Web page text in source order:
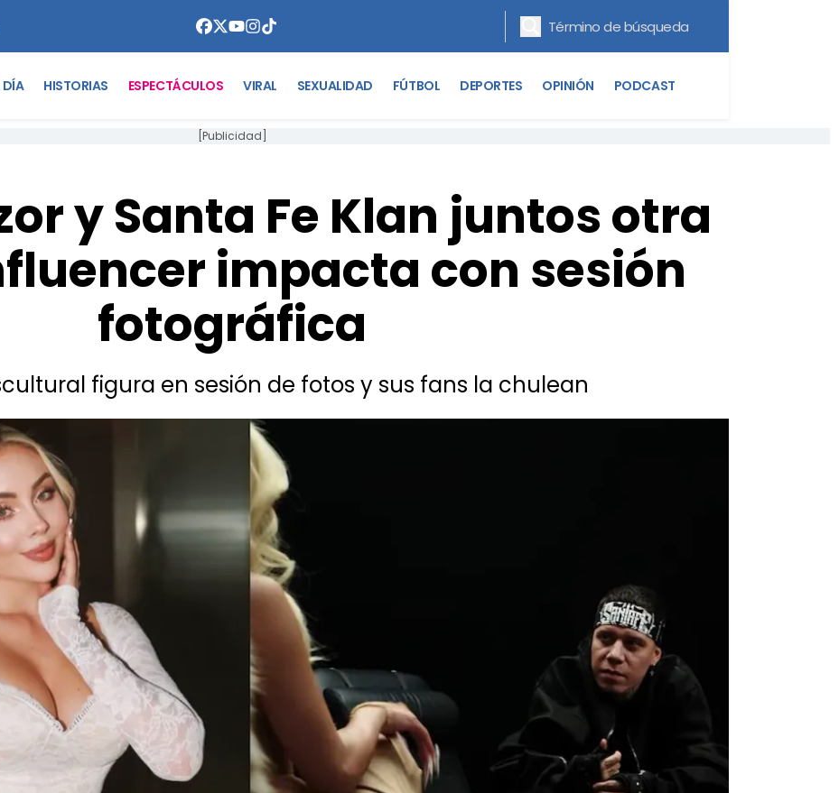
DÍA HISTORIAS ESPECTÁCULOS VIRAL SEXUALIDAD FÚTBOL DEPORTES OPINIÓN PODCAST
[Publicidad]
y Santa Fe Klan juntos otra
impacta con sesión
fotográfica
figura en sesión de fotos y sus fans la chulean